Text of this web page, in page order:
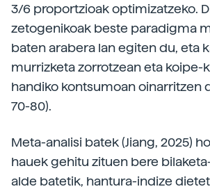
3/6 proportzioak optimizatzeko.
zetogenikoak beste paradigma
baten arabera lan egiten du, eta
murrizketa zorrotzean eta koipe-
handiko kontsumoan oinarritzen
70-80).
Meta-analisi batek (Jiang, 2025)
hauek gehitu zituen bere
alde batetik, hantura-indize